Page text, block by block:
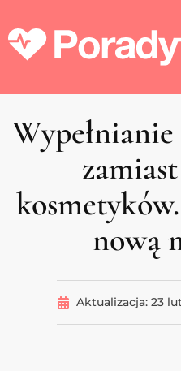
nową
Aktualizacja: 23